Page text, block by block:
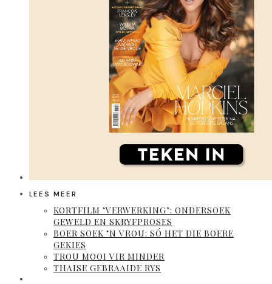
LEES MEER
KORTFILM ‘VERWERKING’: ONDERSOEK
GEWELD EN SKRYFPROSES
BOER SOEK ‘N VROU: SÓ HET DIE BOERE
GEKIES
TROU MOOI VIR MINDER
THAISE GEBRAAIDE RYS